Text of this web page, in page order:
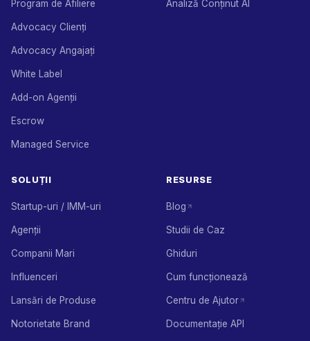
Program de Afiliere
Advocacy Clienți
Advocacy Angajați
White Label
Add-on Agenții
Escrow
Managed Service
Analiză Conținut AI
SOLUȚII
Startup-uri / IMM-uri
Agenții
Companii Mari
Influenceri
Lansări de Produse
Notorietate Brand
RESURSE
Blog
Studii de Caz
Ghiduri
Cum funcționează
Centru de Ajutor
Documentație API